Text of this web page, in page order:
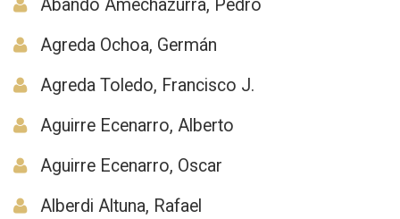
Abando Amechazurra, Pedro
Agreda Ochoa, Germán
Agreda Toledo, Francisco J.
Aguirre Ecenarro, Alberto
Aguirre Ecenarro, Oscar
Alberdi Altuna, Rafael